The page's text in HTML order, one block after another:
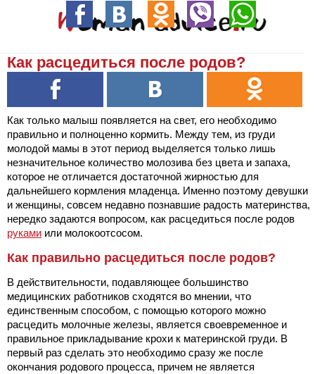
Как расцедиться после родов?
Как только малыш появляется на свет, его необходимо
правильно и полноценно кормить. Между тем, из груди
молодой мамы в этот период выделяется только лишь
незначительное количество молозива без цвета и запаха,
которое не отличается достаточной жирностью для
дальнейшего кормления младенца. Именно поэтому девушки
и женщины, совсем недавно познавшие радость материнства,
нередко задаются вопросом, как расцедиться после родов
руками или молокоотсосом.
Как правильно расцедиться после родов?
В действительности, подавляющее большинство
медицинских работников сходятся во мнении, что
единственным способом, с помощью которого можно
расцедить молочные железы, является своевременное и
правильное прикладывание крохи к материнской груди. В
первый раз сделать это необходимо сразу же после
окончания родового процесса, причем не является